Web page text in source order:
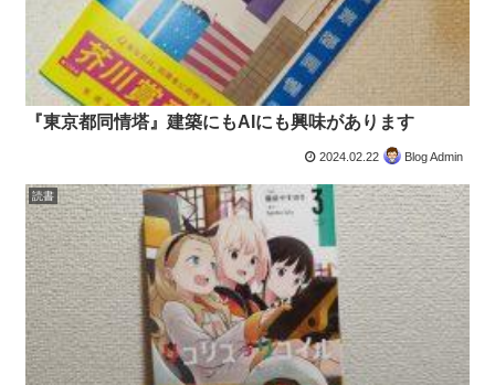
『東京都同情塔』建築にもAIにも興味があります
2024.02.22 Blog Admin
読書